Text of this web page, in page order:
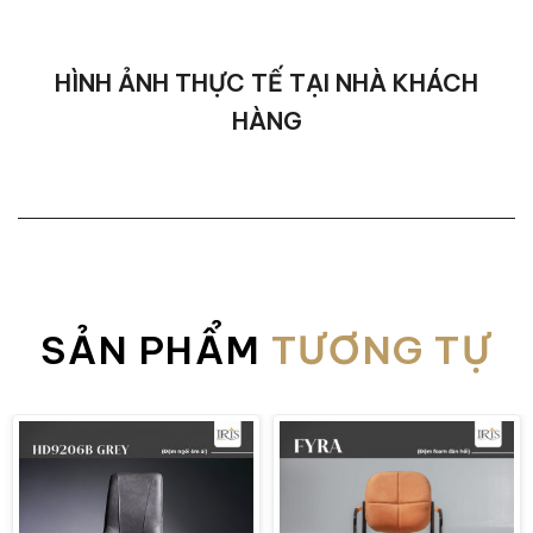
Bộ Ghế Ăn ARCHIBALD Đẹp, Thiết Kế Giản Dị
Thoải Mái
Ghế ăn ARCHIBALD được tùy chọn bọc bằng
da Pelle Frau® cao cấp hoặc vải, mang lại
cảm giác mềm mại, êm ái và độ bền vượt trội
theo thời gian. Phần tựa lưng bọc da mềm
HÌNH ẢNH THỰC TẾ TẠI NHÀ KHÁCH
HÀNG
SẢN PHẨM TƯƠNG TỰ